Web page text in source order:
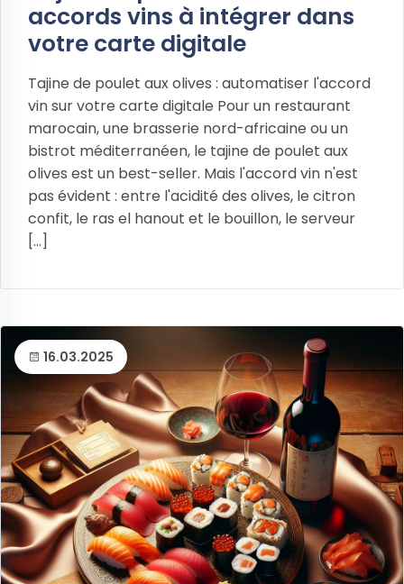
accords vins à intégrer dans
votre carte digitale
Tajine de poulet aux olives : automatiser l'accord
vin sur votre carte digitale Pour un restaurant
marocain, une brasserie nord-africaine ou un
bistrot méditerranéen, le tajine de poulet aux
olives est un best-seller. Mais l'accord vin n'est
pas évident : entre l'acidité des olives, le citron
confit, le ras el hanout et le bouillon, le serveur
[...]
16.03.2025